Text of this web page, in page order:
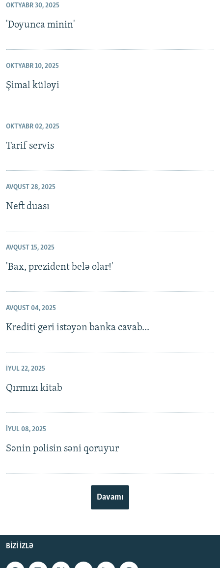
OKTYABR 30, 2025
'Doyunca minin'
OKTYABR 10, 2025
Şimal küləyi
OKTYABR 02, 2025
Tarif servis
AVQUST 28, 2025
Neft duası
AVQUST 15, 2025
'Bax, prezident belə olar!'
AVQUST 04, 2025
Krediti geri istəyən banka cavab...
İYUL 22, 2025
Qırmızı kitab
İYUL 08, 2025
Sənin polisin səni qoruyur
Davamı
BIZI IZLƏ